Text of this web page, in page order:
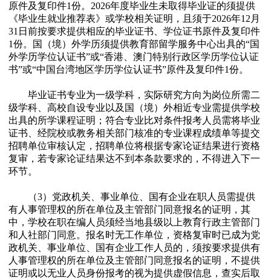
原件及复印件1份。2026年度毕业生未取得毕业证的须提供
《毕业生就业推荐表》或学校相关证明，且须于2026年12月
31日前按要求提供相应的毕业证书、学位证书原件及复印件
1份。国（境）外学历须提供教育部留学服务中心出具的“国
外学历学位认证书”或“香港、澳门特别行政区学历学位认证
书”或“中国台湾地区学历学位认证书”原件及复印件1份。
毕业证书专业为一级学科，实际研究方向为岗位所需二
级学科、高校自设专业以及国（境）外相近专业需提供学校
出具的所学课程证明；符合专业比对条件报考人员需将毕业
证书、经院校或教务相关部门核准的专业课程成绩单等提交
招聘单位审核认定，招聘单位将根据专家论证结果进行资格
复审，若专家论证结果达不到本条款要求的，不得进入下一
环节。
（3）党政机关、事业单位、国有企业在职人员需提供
有人事管理权的所在单位及主管部门同意报名的证明，其
中，学校在职在编人员须经当地县级以上教育行政主管部门
和人社部门同意。报名时无工作单位，资格复审时已成为党
政机关、事业单位、国有企业工作人员的，须按要求提供有
人事管理权的所在单位及主管部门同意报名的证明，不提供
证明或以无业人员身份报考的视为提供虚假信息，查实后取